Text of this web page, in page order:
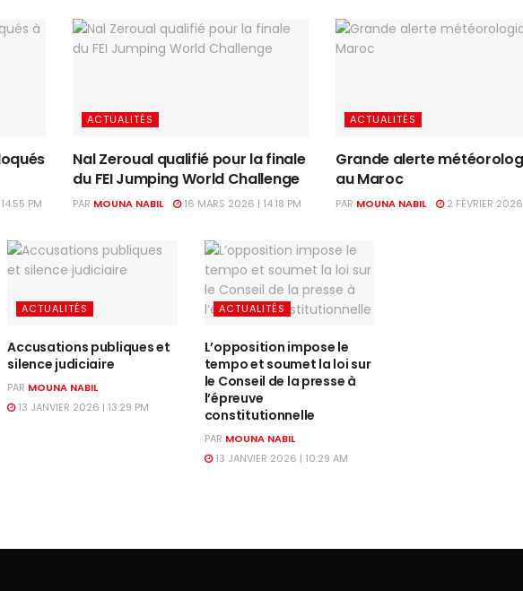
PM
ACTUALITÉS
Nal Zeroual qualifié pour la finale
du FEI Jumping World Challenge
PAR MOUNA NABIL 16 MARS 2026 | 14:18 PM
ACTUALITÉS
Grande alerte
au Maroc
PAR MOUNA NABIL 2 FÉVRIER
ACTUALITÉS
Accusations publiques et
silence judiciaire
PAR MOUNA NABIL
13 JANVIER 2026 | 13:29 PM
ACTUALITÉS
L’opposition impose le
tempo et soumet la loi sur
le Conseil de la presse à
l’épreuve
constitutionnelle
PAR MOUNA NABIL
13 JANVIER 2026 | 10:29 AM